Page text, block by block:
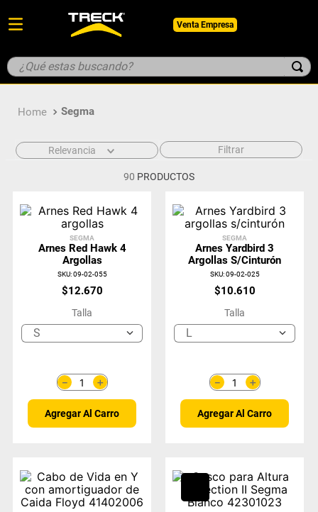
Venta Empresa
¿Qué estas buscando?
Segma
Relevancia Filtrar
90 PRODUCTOS
SEGMA
Arnes Red Hawk 4
Argollas
SKU:09-02-055
$12.670
Talla
S
＋
－
Agregar Al Carro
SEGMA
Arnes Yardbird 3
Argollas S/cinturón
SKU:09-02-025
$10.610
Talla
L
＋
－
Agregar Al Carro
5 casco